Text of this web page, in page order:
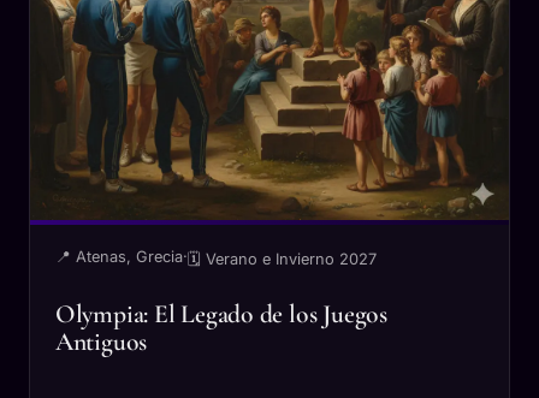
📍 Atenas, Grecia· 🗓 Verano e Invierno 2027
Olympia: El Legado de los Juegos
Antiguos